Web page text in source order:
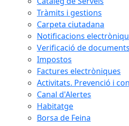
Tràmits i gestions
Carpeta ciutadana
Notificacions
Verificació de documents
Impostos
Factures electròniques
Activitats. Prevenció i
Canal d'Alertes
Habitatge
Borsa de Feina